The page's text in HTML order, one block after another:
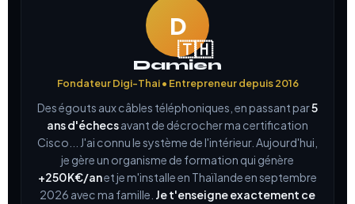
D
Damien
Fondateur Digi-Thai • Entrepreneur depuis 2016
Des égouts aux câbles téléphoniques, en passant par5
ans d'échecsavant de décrocher ma certification
Cisco... J'ai connu le système de l'intérieur. Aujourd'hui,
je gère un organisme de formation qui génère
+250K€/anet je m'installe en Thaïlande en septembre
2026 avec ma famille. Je t'enseigne exactement ce